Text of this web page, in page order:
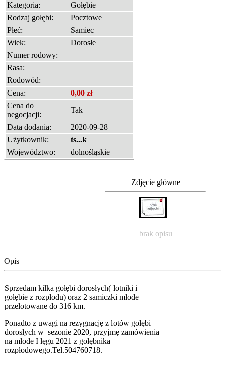
Kategoria:
Gołębie
Rodzaj gołębi:
Pocztowe
Płeć:
Samiec
Wiek:
Dorosłe
Numer rodowy:
Rasa:
Rodowód:
Cena:
0,00 zł
Cena do
negocjacji:
Tak
Data dodania:
2020-09-28
Użytkownik:
ts...k
Województwo:
dolnośląskie
Zdjęcie główne
brak opisu
Opis
Sprzedam kilka gołębi dorosłych( lotniki i
gołębie z rozpłodu) oraz 2 samiczki młode
przelotowane do 316 km.
Ponadto z uwagi na rezygnację z lotów gołębi
dorosłych w sezonie 2020, przyjmę zamówienia
na młode I lęgu 2021 z gołębnika
rozpłodowego.Tel.504760718.